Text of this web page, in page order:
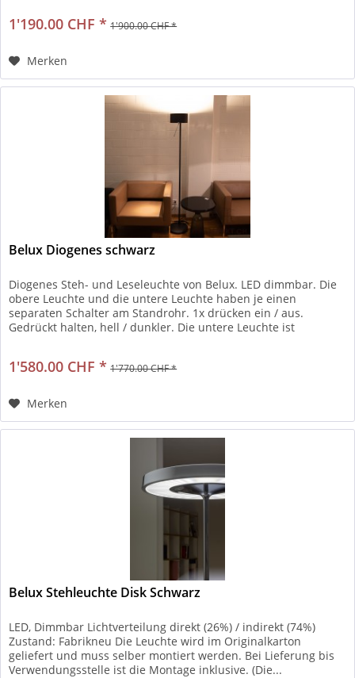
1'190.00 CHF * 1'900.00 CHF *
Merken
Belux Diogenes schwarz
Diogenes Steh- und Leseleuchte von Belux. LED dimmbar. Die
obere Leuchte und die untere Leuchte haben je einen
separaten Schalter am Standrohr. 1x drücken ein / aus.
Gedrückt halten, hell / dunkler. Die untere Leuchte ist
1'580.00 CHF * 1'770.00 CHF *
Merken
Belux Stehleuchte Disk Schwarz
LED, Dimmbar Lichtverteilung direkt (26%) / indirekt (74%)
Zustand: Fabrikneu Die Leuchte wird im Originalkarton
geliefert und muss selber montiert werden. Bei Lieferung bis
Verwendungsstelle ist die Montage inklusive. (Die...